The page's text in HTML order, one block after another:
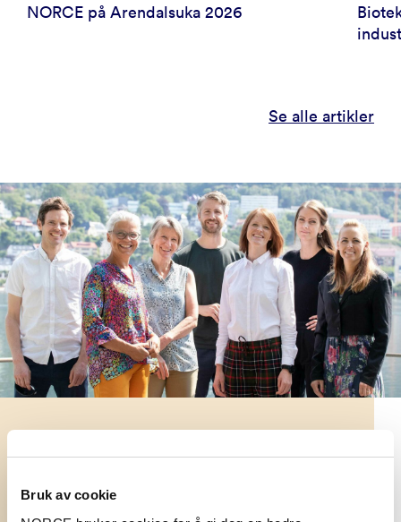
Bruk av cookie
NORCE på Arendalsuka 2026
Se alle artikler